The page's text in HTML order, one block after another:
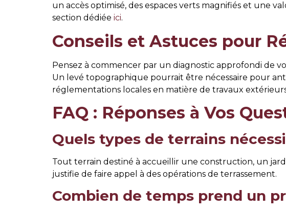
un accès optimisé, des espaces verts magnifiés et une
section dédiée ici.
Conseils et Astuces pour
Pensez à commencer par un diagnostic approfondi de
Un levé topographique pourrait être nécessaire pour
réglementations locales en matière de travaux
FAQ : Réponses à Vos
Quels types de terrains
Tout terrain destiné à accueillir une construction, un
justifie de faire appel à des opérations de terrassement.
Combien de temps prend un